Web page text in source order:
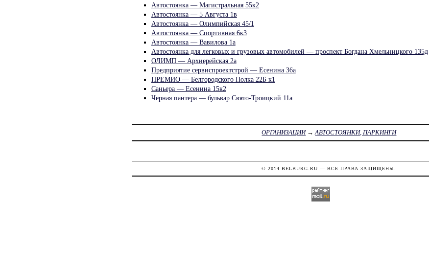
Автостоянка — Магистральная 55к2
Автостоянка — 5 Августа 1в
Автостоянка — Олимпийская 45/1
Автостоянка — Спортивная 6к3
Автостоянка — Вавилова 1а
Автостоянка для легковых и грузовых автомобилей — проспект Богдана Хмельницкого 135д
ОЛИМП — Архиерейская 2а
Предприятие сервиспроектстрой — Есенина 36а
ПРЕМИО — Белгородского Полка 22Б к1
Саньера — Есенина 15к2
Черная пантера — бульвар Свято-Троицкий 11а
ОРГАНИЗАЦИИ→АВТОСТОЯНКИ, ПАРКИНГИ
© 2014BELBURG.RU — ВСЕ ПРАВА ЗАЩИЩЕНЫ.